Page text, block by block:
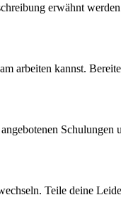
erwähnt
arbeiten kannst.
Teile deine